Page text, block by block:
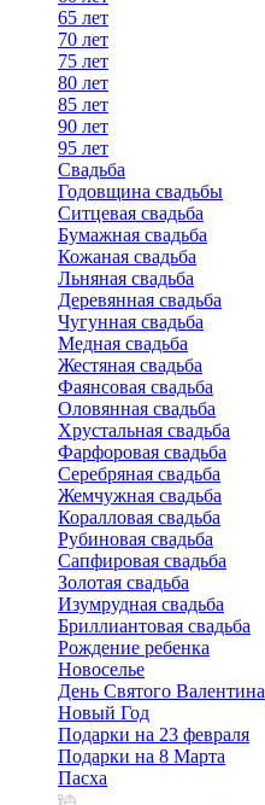
65 лет
70 лет
75 лет
80 лет
85 лет
90 лет
95 лет
Свадьба
Годовщина свадьбы
Ситцевая свадьба
Бумажная свадьба
Кожаная свадьба
Льняная свадьба
Деревянная свадьба
Чугунная свадьба
Медная свадьба
Жестяная свадьба
Фаянсовая свадьба
Оловянная свадьба
Хрустальная свадьба
Фарфоровая свадьба
Серебряная свадьба
Жемчужная свадьба
Коралловая свадьба
Рубиновая свадьба
Сапфировая свадьба
Золотая свадьба
Изумрудная свадьба
Бриллиантовая свадьба
Рождение ребенка
Новоселье
День Святого Валентина
Новый Год
Подарки на 23 февраля
Подарки на 8 Марта
Пасха